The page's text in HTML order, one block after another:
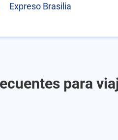
Expreso Brasilia
para